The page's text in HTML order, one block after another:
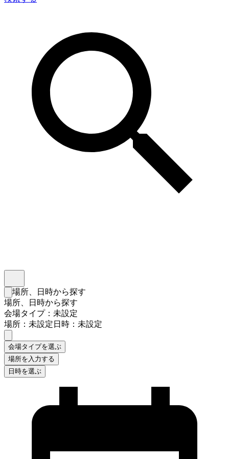
検索フォームを閉じる
場所、日時から探す
場所、日時から探す
会場タイプ：未設定
場所：未設定日時：未設定
会場タイプを選ぶ
場所を入力する
日時を選ぶ